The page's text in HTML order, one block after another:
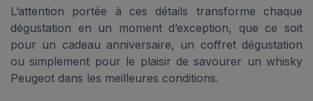
L’attention portée à ces détails transforme chaque
dégustation en un moment d’exception, que ce soit
pour un cadeau anniversaire, un coffret dégustation
ou simplement pour le plaisir de savourer un whisky
Peugeot dans les meilleures conditions.